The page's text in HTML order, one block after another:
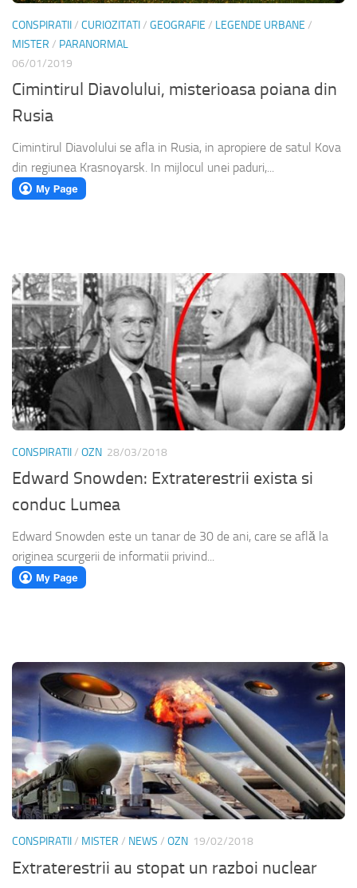
CONSPIRATII/ CURIOZITATI/ GEOGRAFIE / LEGENDE URBANE /
MISTER / PARANORMAL
06/01/2019
Cimintirul Diavolului, misterioasa poiana din
Rusia
Cimintirul Diavolului se afla in Rusia, in apropiere de satul Kova
din regiunea Krasnoyarsk. In mijlocul unei paduri,...
CONSPIRATII/ OZN 28/03/2018
Edward Snowden: Extraterestrii exista si
conduc Lumea
Edward Snowden este un tanar de 30 de ani, care se află la
originea scurgerii de informatii privind...
CONSPIRATII/ MISTER / NEWS / OZN 19/02/2018
Extraterestrii au stopat un razboi nuclear